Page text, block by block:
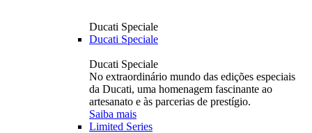
Ducati Speciale
Ducati Speciale
Ducati Speciale
No extraordinário mundo das edições especiais
da Ducati, uma homenagem fascinante ao
artesanato e às parcerias de prestígio.
Saiba mais
Limited Series